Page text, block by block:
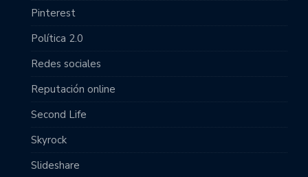
Pinterest
Política 2.0
Redes sociales
Reputación online
Second Life
Skyrock
Slideshare